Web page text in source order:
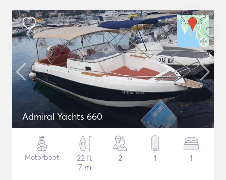
Admiral Yachts 660
Motorboot
22 ft
7 m
2 1 1